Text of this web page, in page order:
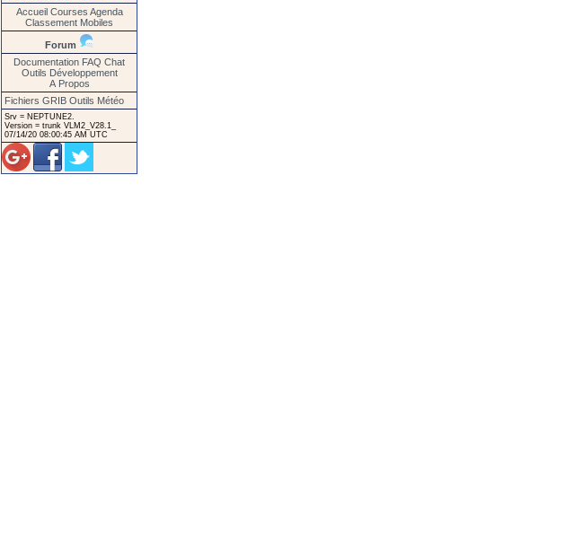
Accueil Courses Agenda
Classement Mobiles
Forum
Documentation FAQ Chat
Outils Développement
A Propos
Fichiers GRIB Outils Météo
Srv = NEPTUNE2.
Version = trunk VLM2_V28.1_
07/14/20 08:00:45 AM UTC